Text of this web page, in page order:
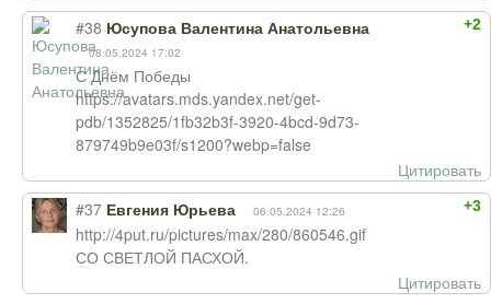
+2
#38 Юсупова Валентина Анатольевна
08.05.2024 17:02
С Днём Победы
https://avatars.mds.yandex.net/get-
pdb/1352825/1fb32b3f-3920-4bcd-9d73-
879749b9e03f/s1200?webp=false
Цитировать
+3
#37 Евгения Юрьева 06.05.2024 12:26
http://4put.ru/pictures/max/280/860546.gif
СО СВЕТЛОЙ ПАСХОЙ.
Цитировать